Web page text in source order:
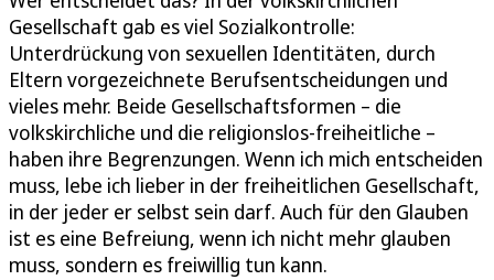
Gesellschaft gab es viel Sozialkontrolle:
Unterdrückung von sexuellen Identitäten, durch
Eltern vorgezeichnete Berufsentscheidungen und
vieles mehr. Beide Gesellschaftsformen – die
volkskirchliche und die religionslos-freiheitliche –
haben ihre Begrenzungen. Wenn ich mich entscheiden
muss, lebe ich lieber in der freiheitlichen Gesellschaft,
in der jeder er selbst sein darf. Auch für den Glauben
ist es eine Befreiung, wenn ich nicht mehr glauben
muss, sondern es freiwillig tun kann.